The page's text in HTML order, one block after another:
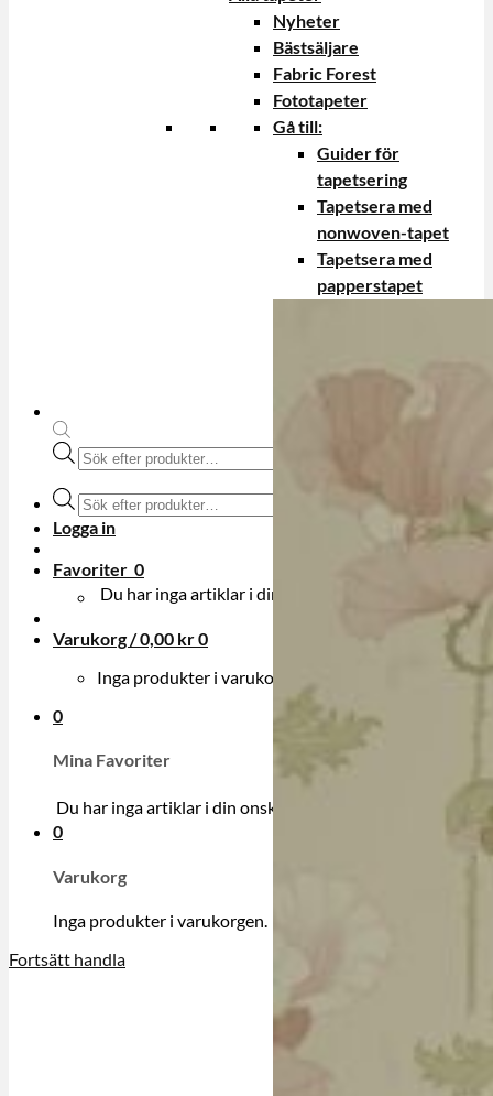
Produktsökning
Produktsökning
Logga in
Favoriter 0
Du har inga artiklar i din onskelista.
Varukorg /0,00 kr0
Inga produkter i varukorgen.
0
Mina Favoriter
Du har inga artiklar i din onskelista.
0
Varukorg
Inga produkter i varukorgen.
Fortsätt handla
Nyheter
Bästsäljare
Fabric Forest
Fototapeter
Gå till:
Guider för
tapetsering
Tapetsera med
nonwoven-tapet
Tapetsera med
papperstapet